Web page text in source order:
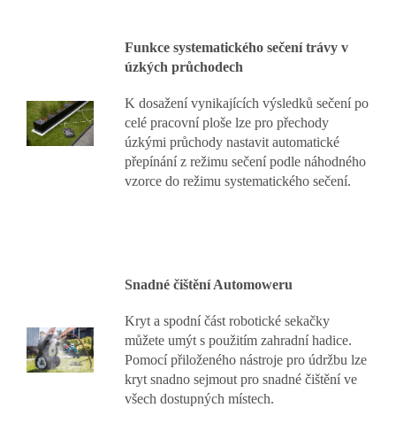
Funkce systematického sečení trávy v
úzkých průchodech
K dosažení vynikajících výsledků sečení po
celé pracovní ploše lze pro přechody
úzkými průchody nastavit automatické
přepínání z režimu sečení podle náhodného
vzorce do režimu systematického sečení.
Snadné čištění Automoweru
Kryt a spodní část robotické sekačky
můžete umýt s použitím zahradní hadice.
Pomocí přiloženého nástroje pro údržbu lze
kryt snadno sejmout pro snadné čištění ve
všech dostupných místech.